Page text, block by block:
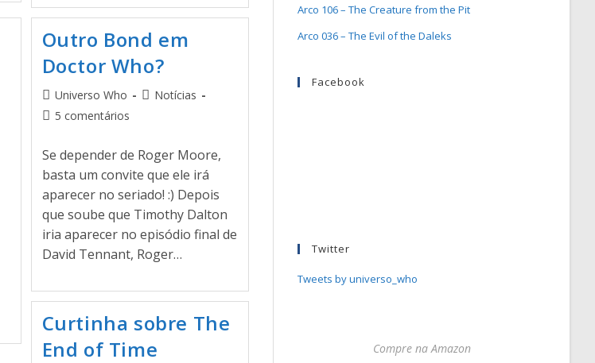
Outro Bond em
Doctor Who?
Universo Who
Notícias
5 comentários
Se depender de Roger Moore,
basta um convite que ele irá
aparecer no seriado! :) Depois
que soube que Timothy Dalton
iria aparecer no episódio final de
David Tennant, Roger…
Curtinha sobre The
End of Time
Arco 106 – The Creature from the Pit
Arco 036 – The Evil of the Daleks
Facebook
Twitter
Tweets by universo_who
Compre na Amazon